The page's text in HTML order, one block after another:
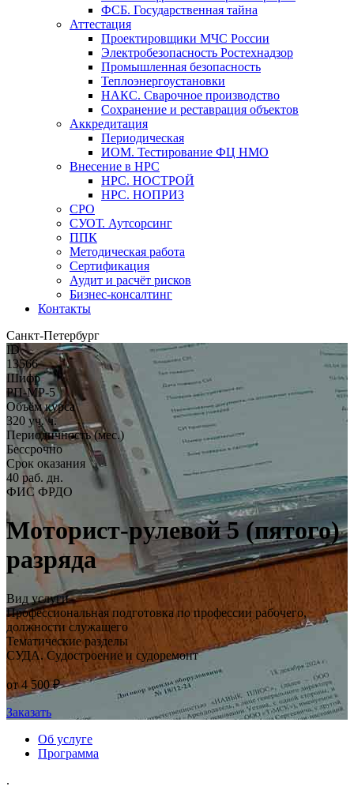
ФСБ. Государственная тайна
Аттестация
Проектировщики МЧС России
Электробезопасность Ростехнадзор
Промышленная безопасность
Теплоэнергоустановки
НАКС. Сварочное производство
Сохранение и реставрация объектов
Аккредитация
Периодическая
ИОМ. Тестирование ФЦ НМО
Внесение в НРС
НРС. НОСТРОЙ
НРС. НОПРИЗ
СРО
СУОТ. Аутсорсинг
ППК
Методическая работа
Сертификация
Аудит и расчёт рисков
Бизнес-консалтинг
Контакты
Санкт-Петербург
ID
13566
Шифр
РП-МР-5
Объём курса
320 уч. ч.
Периодичность (мес.)
Бессрочно
Срок оказания
40 раб. дн.
ФИС ФРДО
Моторист-рулевой 5 (пятого)
разряда
Вид услуги
Профессиональная подготовка по профессии рабочего,
должности служащего
Тематические разделы
СУДА. Судостроение и судоремонт
от 4 500 ₽
Заказать
Об услуге
Программа
.